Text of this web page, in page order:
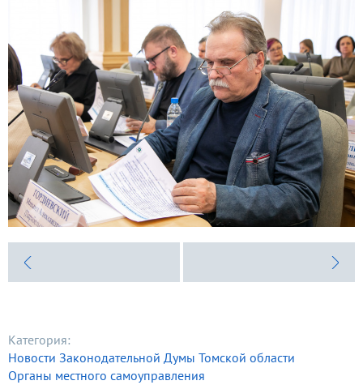
Категория:
Новости Законодательной Думы Томской области
Органы местного самоуправления